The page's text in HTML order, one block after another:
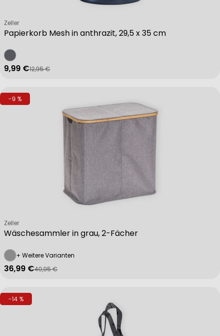
Papierkorb Mesh in anthrazit, 29,5 x 35 cm
Verkäufer:
Zeller
Verkaufspreis
9,99 €
Regulärer Preis
12,95 €
-9 %
Wäschesammler in grau, 2-Fächer
Verkäufer:
Zeller
+ Weitere Varianten
Verkaufspreis
36,99 €
Regulärer Preis
40,95 €
-14 %